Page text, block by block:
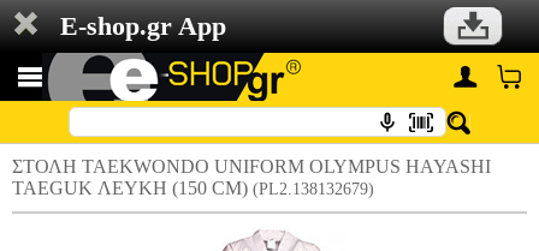
E-shop.gr App
ΣΤΟΛΗ TAEKWONDO UNIFORM OLYMPUS HAYASHI
TAEGUK ΛΕΥΚΗ (150 CM) (PL2.138132679)